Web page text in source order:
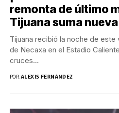
remonta de último
Tijuana suma
Tijuana recibió la noche de este
de Necaxa en el Estadio
cruces...
POR:ALEXIS FERNÁNDEZ